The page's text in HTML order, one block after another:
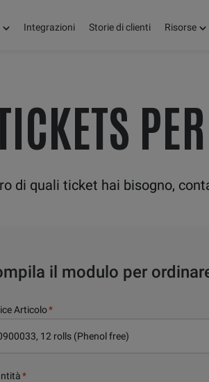
Integrazioni Storie di clienti Risorse
di quali ticket hai bisogno,
il modulo per
Articolo*
*